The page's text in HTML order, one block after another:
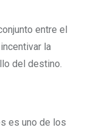
entre el
la
del destino.
es uno de los